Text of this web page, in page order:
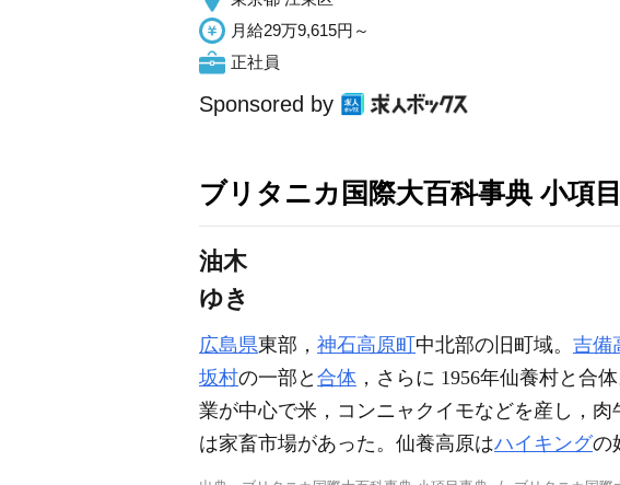
月給29万9,615円～
正社員
Sponsored by
ブリタニカ国際大百科事典 小項
油木
ゆき
広島県東部， 神石高原町 中北部の旧町域。 吉備
坂村の一部と 合体 ，さらに 1956年仙養村と合
業が中心で米，コンニャクイモなどを産し，
は家畜市場があった。仙養高原はハイキングの